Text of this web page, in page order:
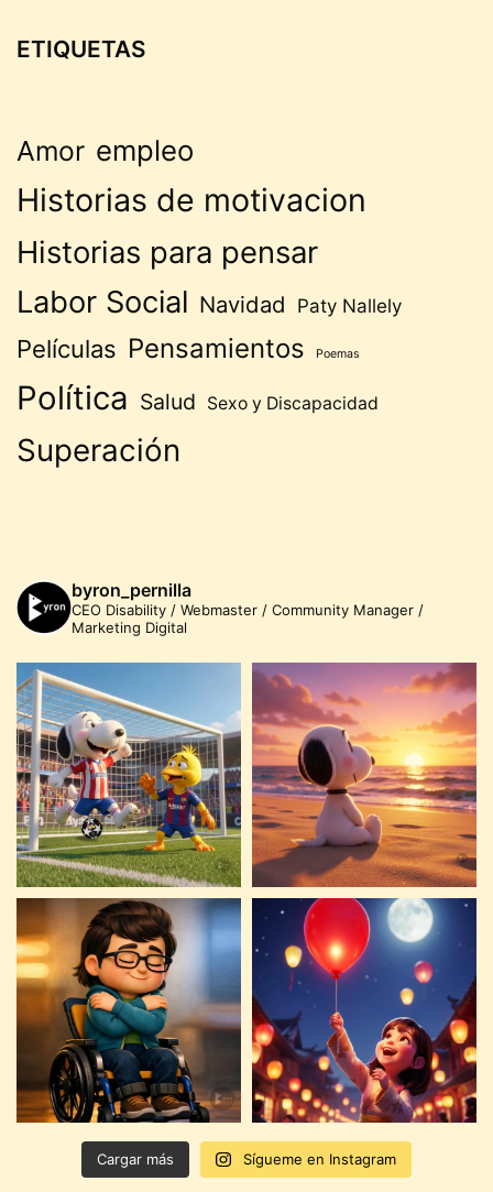
ETIQUETAS
Amor empleo
Historias de motivacion
Historias para pensar
Labor Social Navidad Paty Nallely
Películas Pensamientos Poemas
Política Salud Sexo y Discapacidad
Superación
byron_pernilla
CEO Disability / Webmaster / Community Manager /
Marketing Digital
Cargar más Sígueme en Instagram